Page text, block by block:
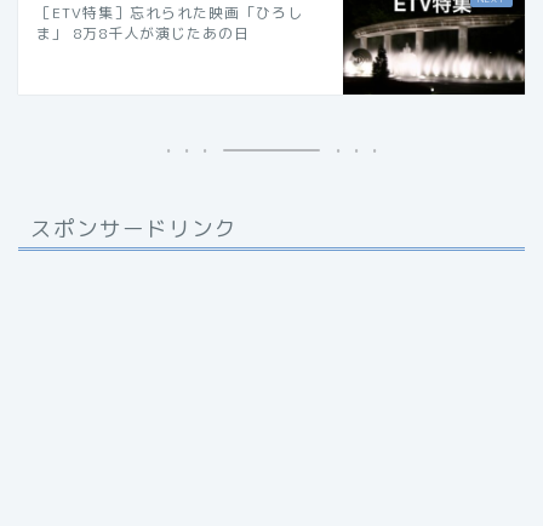
［ETV特集］忘れられた映画「ひろし
ま」 8万8千人が演じたあの日
スポンサードリンク